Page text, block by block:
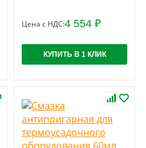
Цена с НДС:4 554 ₽
КУПИТЬ В 1 КЛИК